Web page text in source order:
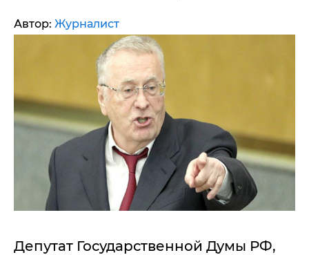
Автор: Журналист
Депутат Государственной Думы РФ,